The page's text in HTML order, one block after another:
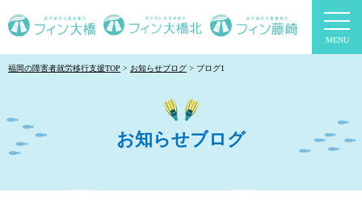
福岡の障害者就労移行支援TOP お知らせブログ ブログ1
お知らせブログ